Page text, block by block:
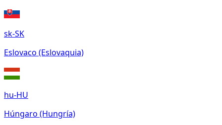
sk-SK
Eslovaco (Eslovaquia)
hu-HU
Húngaro (Hungría)